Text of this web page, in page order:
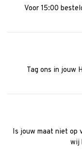
Voor 15:00
Tag ons in jouw
Is jouw maat niet op
wij